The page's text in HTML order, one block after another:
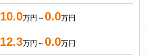
10.0万円～ 0.0万円
12.3万円～ 0.0万円